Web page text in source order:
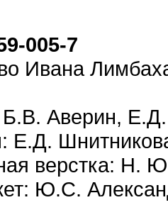
005-7
Ивана
Аверин,
Е.Д.
верстка: Н.
Ю.С.